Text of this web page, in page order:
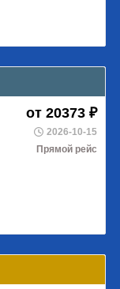
от 20373 ₽
2026-10-15
Прямой рейс